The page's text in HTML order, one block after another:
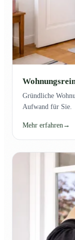
Gründliche
Aufwand für Sie.
Mehr erfahren →